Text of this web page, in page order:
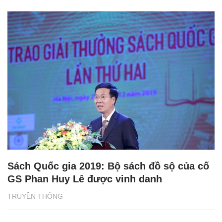
TRUYỀN THÔNG
Sách Quốc gia 2019: Bộ sách đồ sộ của cố
GS Phan Huy Lê được vinh danh